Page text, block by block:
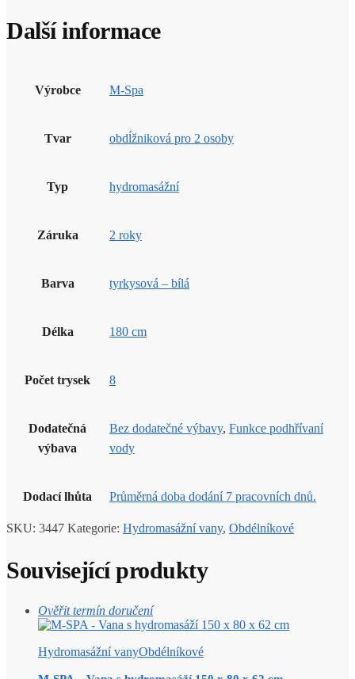
Další informace
Výrobce M-Spa
Tvar obdĺžniková pro 2 osoby
Typ hydromasážní
Záruka 2 roky
Barva tyrkysová – bílá
Délka 180 cm
Počet trysek 8
Dodatečná
výbava
Bez dodatečné výbavy, Funkce podhřívaní
vody
Dodací lhůta Průměrná doba dodání 7 pracovních dnů.
SKU: 3447 Kategorie: Hydromasážní vany, Obdélníkové
Související produkty
Ověřit termín doručení
Hydromasážní vanyObdélníkové